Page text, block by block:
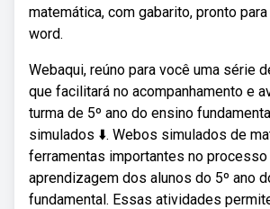
matemática, com gabarito, pronto
word.
Webaqui, reúno para você uma série
que facilitará no acompanhamento e
turma de 5º ano do ensino
simulados ⬇️. Webos simulados de
ferramentas importantes no
aprendizagem dos alunos do 5º ano
fundamental. Essas atividades